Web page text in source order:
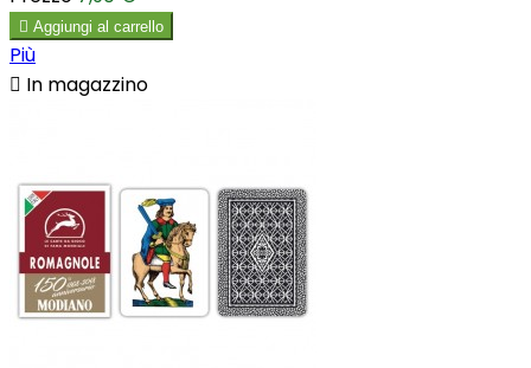
 Aggiungi al carrello
Più
 In magazzino